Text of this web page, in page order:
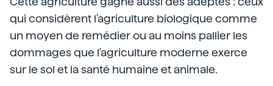
qui considèrent l'agriculture biologique comme
un moyen de remédier ou au moins pallier les
dommages que l'agriculture moderne exerce
sur le sol et la santé humaine et animale.